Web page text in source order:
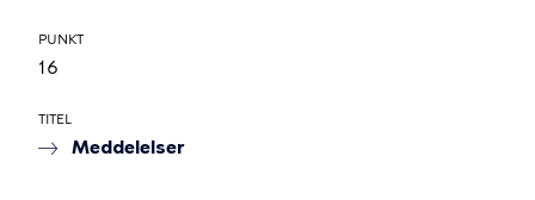
PUNKT
16
TITEL
Meddelelser